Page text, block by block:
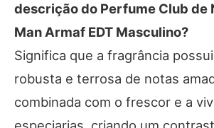
descrição do Perfume Club de
Man Armaf EDT Masculino?
Significa que a fragrância
robusta e terrosa de notas
combinada com o frescor e a